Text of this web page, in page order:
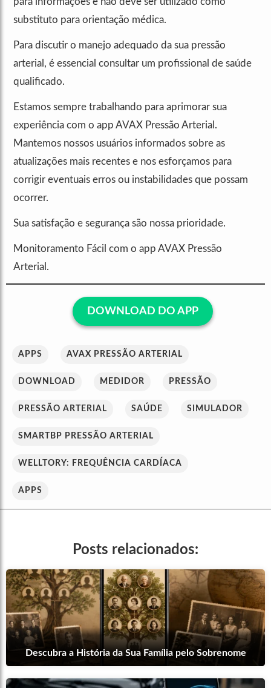
substituto para orientação médica.
Para discutir o manejo adequado da sua pressão
arterial, é essencial consultar um profissional de saúde
qualificado.
Estamos sempre trabalhando para aprimorar sua
experiência com o app AVAX Pressão Arterial.
Mantemos nossos usuários informados sobre as
atualizações mais recentes e nos esforçamos para
corrigir eventuais erros ou instabilidades que possam
ocorrer.
Sua satisfação e segurança são nossa prioridade.
Monitoramento Fácil com o app AVAX Pressão
Arterial.
DOWNLOAD DO APP
APPS AVAX PRESSÃO ARTERIAL
DOWNLOAD MEDIDOR PRESSÃO
PRESSÃO ARTERIAL SAÚDE SIMULADOR
SMARTBP PRESSÃO ARTERIAL
WELLTORY: FREQUÊNCIA CARDÍACA
APPS
Posts relacionados:
Descubra a História da Sua Família pelo Sobrenome